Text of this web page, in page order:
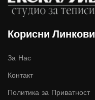
Корисни Линкови
За Нас
Контакт
Политика за Приватност